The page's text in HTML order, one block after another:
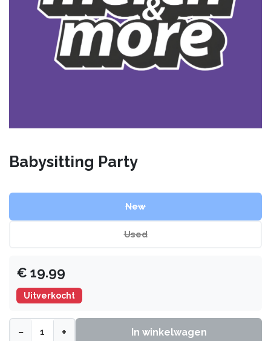
Babysitting Party
New
Used
€ 19.99
Uitverkocht
− + In winkelwagen